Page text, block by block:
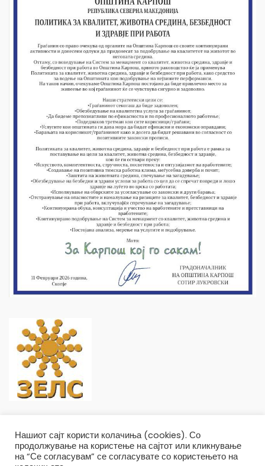
Нашиот сајт користи колачиња (cookies). Со
продолжување на користење на сајтот или кликнување
на “Се согласувам” се согласувате со користењето на